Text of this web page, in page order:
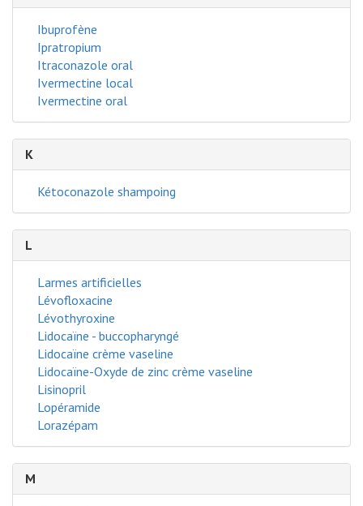
Ibuprofène
Ipratropium
Itraconazole oral
Ivermectine local
Ivermectine oral
K
Kétoconazole shampoing
L
Larmes artificielles
Lévofloxacine
Lévothyroxine
Lidocaïne - buccopharyngé
Lidocaïne crème vaseline
Lidocaïne-Oxyde de zinc crème vaseline
Lisinopril
Lopéramide
Lorazépam
M